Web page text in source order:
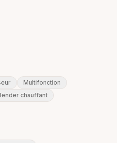
Multifonction
chauffant